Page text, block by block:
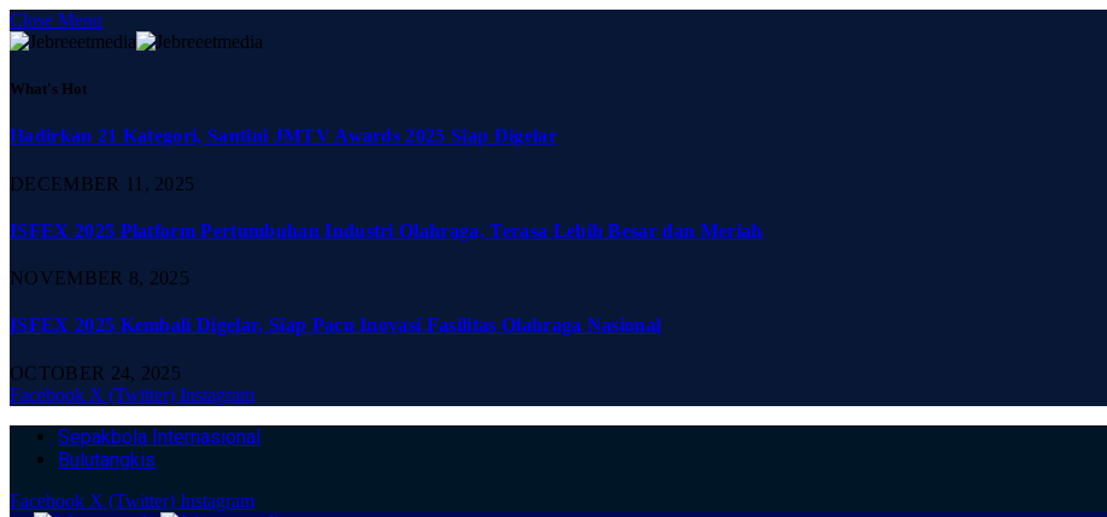
Close Menu
What's Hot
Hadirkan 21 Kategori, Santini JMTV Awards 2025 Siap Digelar
DECEMBER 11, 2025
ISFEX 2025 Platform Pertumbuhan Industri Olahraga, Terasa Lebih Besar dan Meriah
NOVEMBER 8, 2025
ISFEX 2025 Kembali Digelar, Siap Pacu Inovasi Fasilitas Olahraga Nasional
OCTOBER 24, 2025
Facebook X (Twitter) Instagram
Sepakbola Internasional
Bulutangkis
Facebook X (Twitter) Instagram